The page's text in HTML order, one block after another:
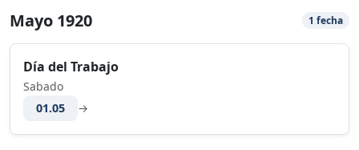
Mayo 1920 1 fecha
Día del Trabajo
Sabado
01.05
→